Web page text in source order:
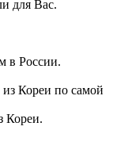
для Вас.
Кореи по самой